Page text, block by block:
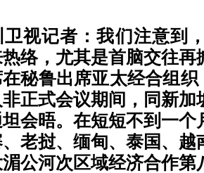
卫视记者：我们注意到
络，尤其是首脑交往再
秘鲁出席亚太经合组
正式会议期间，同新加
会晤。在短短不到一个
老挝、缅甸、泰国、越
公河次区域经济合作第